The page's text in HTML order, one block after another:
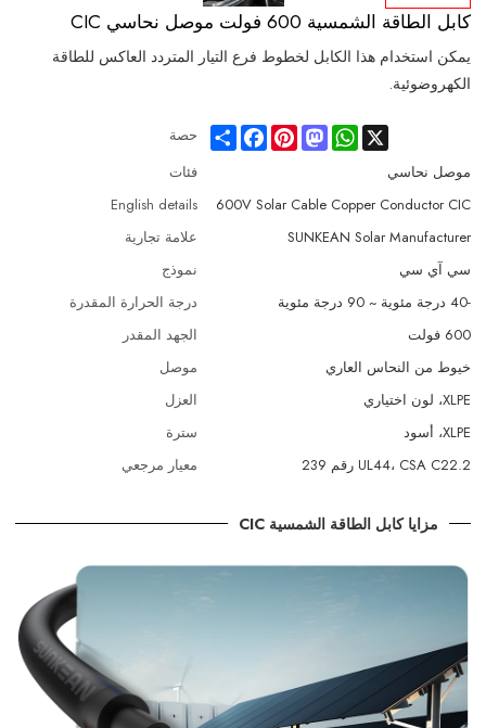
كابل الطاقة الشمسية 600 فولت موصل نحاسي CIC
يمكن استخدام هذا الكابل لخطوط فرع التيار المتردد العاكس للطاقة
الكهروضوئية.
حصة Share
FacebookPinterestMastodon
WhatsApp
X
فئات
موصل نحاسي
English details
600V Solar Cable Copper Conductor CIC
علامة تجارية
SUNKEAN Solar Manufacturer
نموذج
سي آي سي
درجة الحرارة المقدرة
-40 درجة مئوية ~ 90 درجة مئوية
الجهد المقدر
600 فولت
موصل
خيوط من النحاس العاري
العزل
XLPE، لون اختياري
سترة
XLPE، أسود
معيار مرجعي
UL44، CSA C22.2 رقم 239
مزايا كابل الطاقة الشمسية CIC